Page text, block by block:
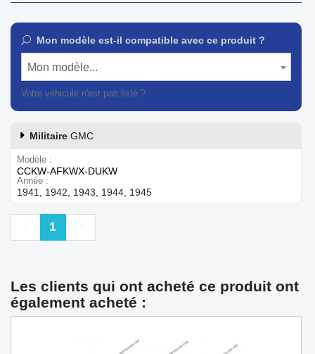
Mon modèle est-il compatible avec ce produit ?
Mon modèle...
Votre véhicule n'est pas listé ?
Militaire GMC
Modèle
CCKW-AFKWX-DUKW
Année
1941, 1942, 1943, 1944, 1945
Précédent
1
Les clients qui ont acheté ce produit ont
également acheté :